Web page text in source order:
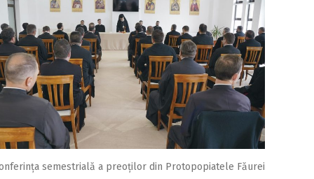
semestrială a preoților din Protopopiatele Făurei